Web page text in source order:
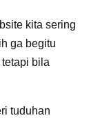
kita sering
ga begitu
bila
tuduhan